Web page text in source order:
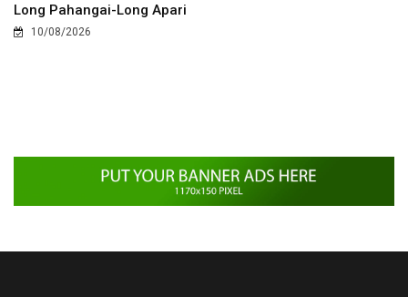
Long Pahangai-Long Apari
10/08/2026